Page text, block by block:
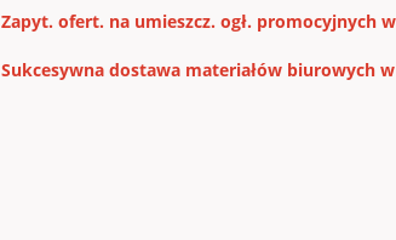
Zapyt. ofert. na umieszcz. ogł. promocyjnych
Sukcesywna dostawa materiałów biurowych